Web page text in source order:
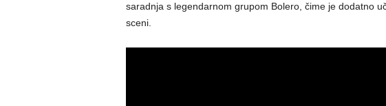
saradnja s legendarnom grupom Bolero, čime je dodatno
sceni.